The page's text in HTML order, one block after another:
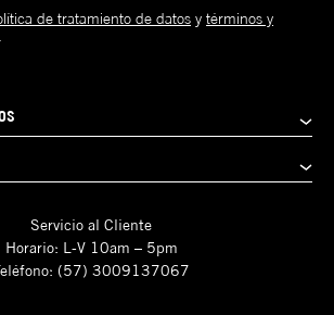
de tratamiento de datos ytérminos y
Servicio al Cliente
Horario: L-V 10am – 5pm
(57) 3009137067